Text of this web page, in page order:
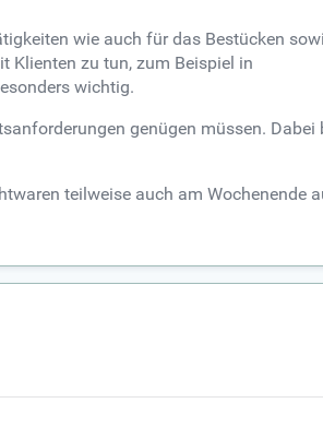
wie auch für das Bestücken
Klienten zu tun, zum Beispiel in
wichtig.
genügen müssen. Dabei
teilweise auch am Wochenende